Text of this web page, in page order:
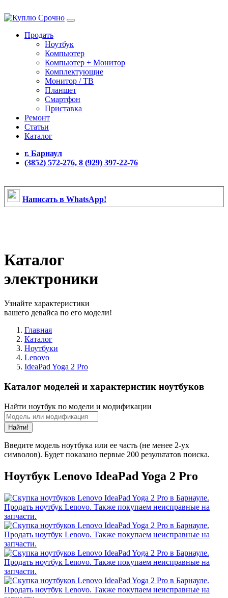
Продать
Ноутбук
Компьютер
Компьютер + Монитор
Комплектующие
Монитор / ТВ
Планшет
Смартфон
Приставка
Ремонт
Статьи
Каталог
г. Барнаул
(3852) 572-276, 8 (929) 397-22-76
Написать в WhatsApp!
Каталог
электроники
Узнайте характеристики
вашего девайса по его модели!
Главная
Каталог
Ноутбуки
Lenovo
IdeaPad Yoga 2 Pro
Каталог моделей и характеристик ноутбуков
Найти ноутбук по модели и модификации
Найти!
Введите модель ноутбука или ее часть (не менее 2-ух
символов). Будет показано первые 200 результатов поиска.
Ноутбук Lenovo IdeaPad Yoga 2 Pro